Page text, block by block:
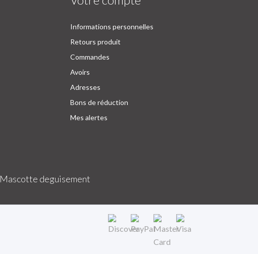
Informations personnelles
Retours produit
Commandes
Avoirs
Adresses
Bons de réduction
Mes alertes
Mascotte deguisement